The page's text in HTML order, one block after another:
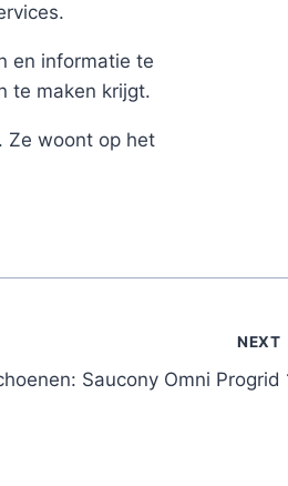
en informatie te
te maken krijgt.
Ze woont op het
NEXT
Saucony Omni Progrid